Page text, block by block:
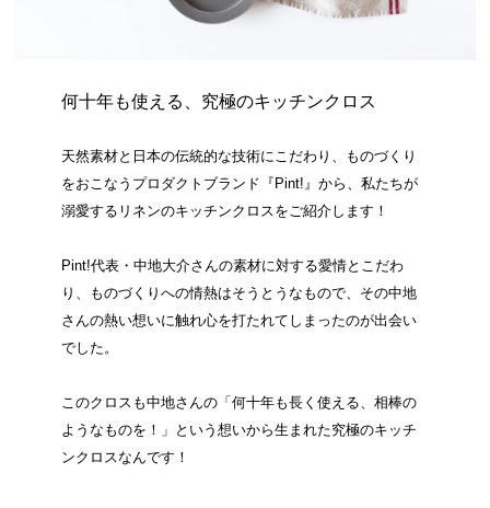
何十年も使える、究極のキッチンクロス
天然素材と日本の伝統的な技術にこだわり、ものづくり
をおこなうプロダクトブランド『Pint!』から、私たちが
溺愛するリネンのキッチンクロスをご紹介します！
Pint!代表・中地大介さんの素材に対する愛情とこだわ
り、ものづくりへの情熱はそうとうなもので、その中地
さんの熱い想いに触れ心を打たれてしまったのが出会い
でした。
このクロスも中地さんの「何十年も長く使える、相棒の
ようなものを！」という想いから生まれた究極のキッチ
ンクロスなんです！